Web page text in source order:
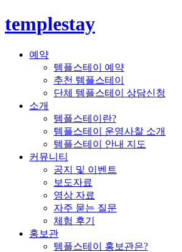
templestay
예약
템플스테이 예약
추천 템플스테이
단체 템플스테이 상담신청
소개
템플스테이란?
템플스테이 운영사찰 소개
템플스테이 안내 지도
커뮤니티
공지 및 이벤트
보도자료
영상 자료
자주 묻는 질문
체험 후기
홍보관
템플스테이 홍보관은?